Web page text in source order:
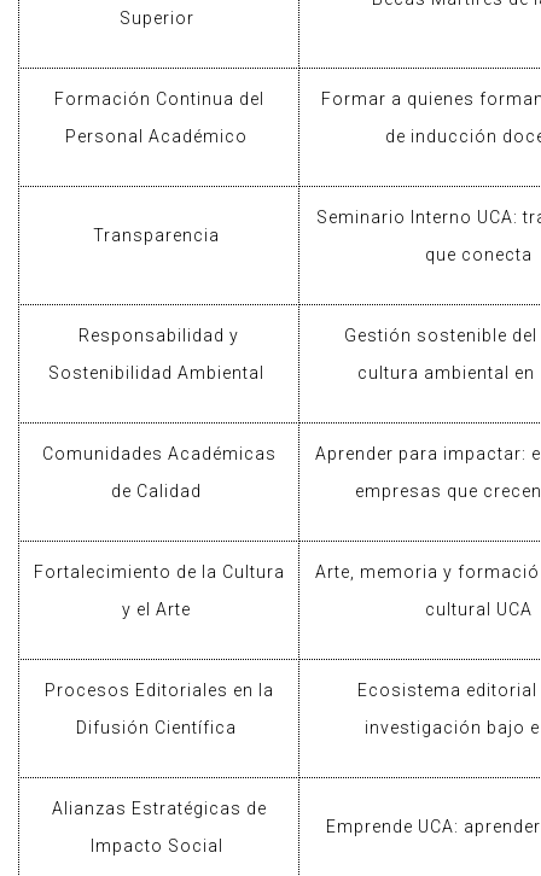
Superior
Formación Continua del
Personal Académico
Formar a quienes
de inducción
Transparencia
Seminario Interno UCA:
que conecta
Responsabilidad y
Sostenibilidad Ambiental
Gestión sostenible
cultura ambiental
Comunidades Académicas
de Calidad
Aprender para impactar:
empresas que
Fortalecimiento de la Cultura
y el Arte
Arte, memoria y
cultural UCA
Procesos Editoriales en la
Difusión Científica
Ecosistema editorial
investigación bajo
Alianzas Estratégicas de
Impacto Social
Emprende UCA: